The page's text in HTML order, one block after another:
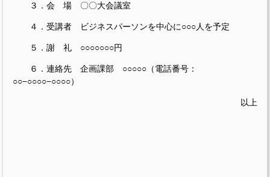
３．会 場 〇〇大会議室
４．受講者 ビジネスパーソンを中心に○○○人を予定
５．謝 礼 ○○○○○○○円
６．連絡先 企画課部 ○○○○○（電話番号：
○○−○○○○−○○○○）
以上